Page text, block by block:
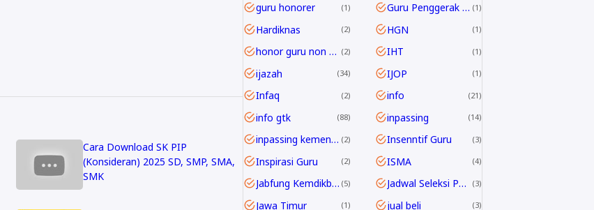
Cara Download SK PIP
(Konsideran) 2025 SD, SMP, SMA,
SMK
guru honorer 1 Guru Penggerak GPAI 1
Hardiknas 2 HGN 1
honor guru non ASN 2 IHT 1
ijazah 34 IJOP 1
Infaq 2 info 21
info gtk 88 inpassing 14
inpassing kemenag 2 Insenntif Guru 3
Inspirasi Guru 2 ISMA 4
Jabfung Kemdikbud 5 Jadwal Seleksi PPPK Guru 2024 3
Jawa Timur 1 jual beli 3